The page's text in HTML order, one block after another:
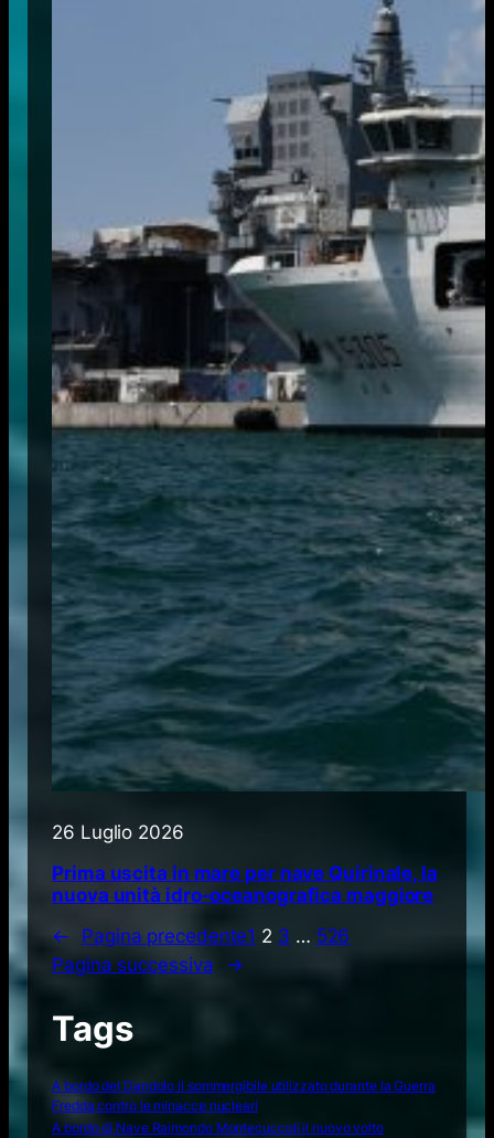
26 Luglio 2026
Prima uscita in mare per nave Quirinale, la
nuova unità idro-oceanografica maggiore
←
Pagina precedente1 2 3 … 526
Pagina successiva
→
Tags
A bordo del Dandolo il sommergibile utilizzato durante la Guerra
Fredda contro le minacce nucleari
A bordo di Nave Raimondo Montecuccoli il nuovo volto